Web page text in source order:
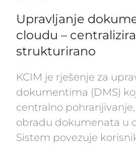
Upravljanje
cloudu –
strukturirano
KCIM je rješenje za
dokumentima (DMS)
centralno
obradu dokumenata u
Sistem povezuje